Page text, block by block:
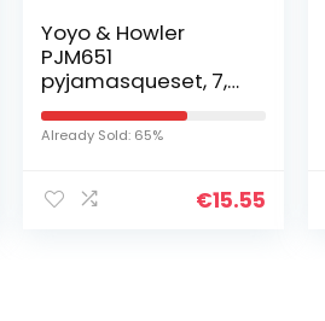
Yoyo & Howler
PJM651
pyjamasqueset, 7,5
cm, gesorteerde
modellen
Already Sold: 65%
€15.55